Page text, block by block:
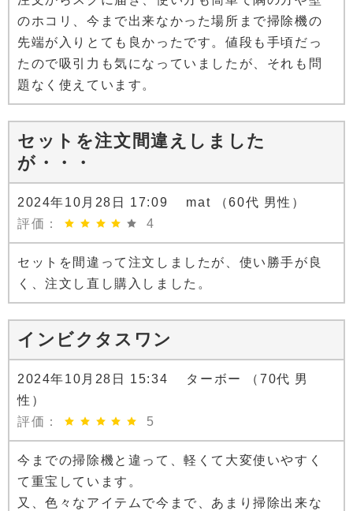
のホコリ、今まで出来なかった場所まで掃除機の
先端が入りとても良かったです。値段も手頃だっ
たので吸引力も気になっていましたが、それも問
題なく使えています。
セットを注文間違えしました
が・・・
2024年10月28日 17:09 mat （60代 男性）
評価：
4
セットを間違って注文しましたが、使い勝手が良
く、注文し直し購入しました。
インビクタスワン
2024年10月28日 15:34 ターボー （70代 男
性）
評価：
5
今までの掃除機と違って、軽くて大変使いやすく
て重宝しています。
又、色々なアイテムで今まで、あまり掃除出来な